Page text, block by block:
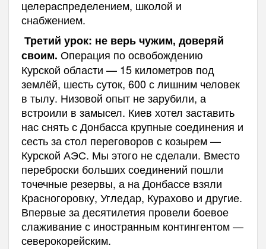
целераспределением, школой и
снабжением.
Третий урок: не верь чужим, доверяй
своим. Операция по освобождению
Курской области — 15 километров под
землёй, шесть суток, 600 с лишним человек
в тылу. Низовой опыт не зарубили, а
встроили в замысел. Киев хотел заставить
нас снять с Донбасса крупные соединения и
сесть за стол переговоров с козырем —
Курской АЭС. Мы этого не сделали. Вместо
переброски больших соединений пошли
точечные резервы, а на Донбассе взяли
Красногоровку, Угледар, Курахово и другие.
Впервые за десятилетия провели боевое
слаживание с иностранным контингентом —
северокорейским.